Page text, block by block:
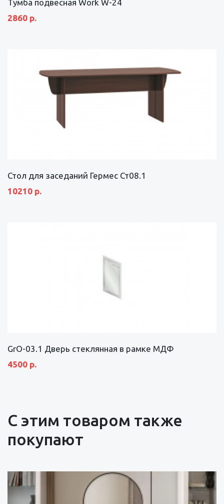
Тумба подвесная Work W-24
2860 р.
Стол для заседаний Гермес Ст08.1
10210 р.
GrO-03.1 Дверь стеклянная в рамке МДФ
4500 р.
С этим товаром также
покупают